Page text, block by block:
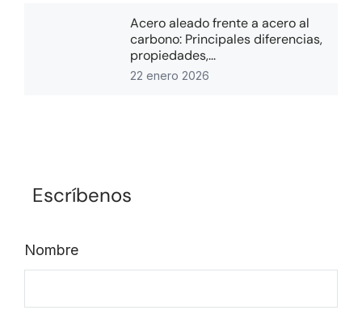
Acero aleado frente a acero al
carbono: Principales diferencias,
propiedades,...
22 enero 2026
Escríbenos
Nombre